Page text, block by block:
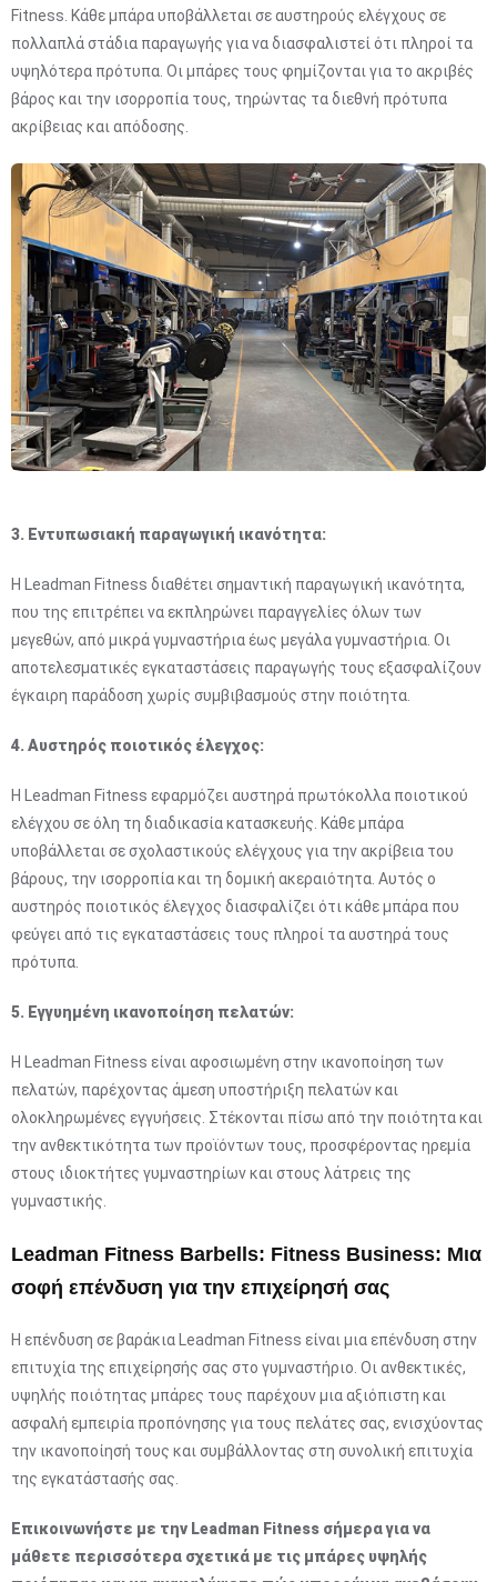
Fitness. Κάθε μπάρα υποβάλλεται σε αυστηρούς ελέγχους σε
πολλαπλά στάδια παραγωγής για να διασφαλιστεί ότι πληροί τα
υψηλότερα πρότυπα. Οι μπάρες τους φημίζονται για το ακριβές
βάρος και την ισορροπία τους, τηρώντας τα διεθνή πρότυπα
ακρίβειας και απόδοσης.
3. Εντυπωσιακή παραγωγική ικανότητα:
Η Leadman Fitness διαθέτει σημαντική παραγωγική ικανότητα,
που της επιτρέπει να εκπληρώνει παραγγελίες όλων των
μεγεθών, από μικρά γυμναστήρια έως μεγάλα γυμναστήρια. Οι
αποτελεσματικές εγκαταστάσεις παραγωγής τους εξασφαλίζουν
έγκαιρη παράδοση χωρίς συμβιβασμούς στην ποιότητα.
4. Αυστηρός ποιοτικός έλεγχος:
Η Leadman Fitness εφαρμόζει αυστηρά πρωτόκολλα ποιοτικού
ελέγχου σε όλη τη διαδικασία κατασκευής. Κάθε μπάρα
υποβάλλεται σε σχολαστικούς ελέγχους για την ακρίβεια του
βάρους, την ισορροπία και τη δομική ακεραιότητα. Αυτός ο
αυστηρός ποιοτικός έλεγχος διασφαλίζει ότι κάθε μπάρα που
φεύγει από τις εγκαταστάσεις τους πληροί τα αυστηρά τους
πρότυπα.
5. Εγγυημένη ικανοποίηση πελατών:
Η Leadman Fitness είναι αφοσιωμένη στην ικανοποίηση των
πελατών, παρέχοντας άμεση υποστήριξη πελατών και
ολοκληρωμένες εγγυήσεις. Στέκονται πίσω από την ποιότητα και
την ανθεκτικότητα των προϊόντων τους, προσφέροντας ηρεμία
στους ιδιοκτήτες γυμναστηρίων και στους λάτρεις της
γυμναστικής.
Leadman Fitness Barbells: Fitness Business: Μια
σοφή επένδυση για την επιχείρησή σας
Η επένδυση σε βαράκια Leadman Fitness είναι μια επένδυση στην
επιτυχία της επιχείρησής σας στο γυμναστήριο. Οι ανθεκτικές,
υψηλής ποιότητας μπάρες τους παρέχουν μια αξιόπιστη και
ασφαλή εμπειρία προπόνησης για τους πελάτες σας, ενισχύοντας
την ικανοποίησή τους και συμβάλλοντας στη συνολική επιτυχία
της εγκατάστασής σας.
Επικοινωνήστε με την Leadman Fitness σήμερα για να
μάθετε περισσότερα σχετικά με τις μπάρες υψηλής